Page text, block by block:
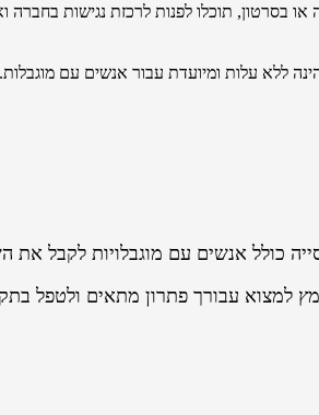
במידה שנתקלתם במסמך כזה או בסרטון, תוכלו לפנות לרכזת
עלות ומיועדת עבור אנשים עם מוגבלות.
כולל אנשים עם מוגבלויות לקבל את
למצוא עבורך פתרון מתאים ולטפל